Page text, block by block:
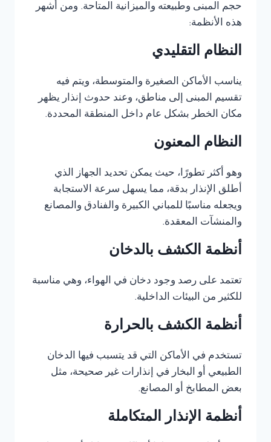
حجم المبنى وطبيعته والميزانية المتاحة. ومن أشهر
هذه الأنظمة:
النظام التقليدي
يناسب الأماكن الصغيرة والمتوسطة، ويتم فيه
تقسيم المبنى إلى مناطق، وعند حدوث إنذار يظهر
مكان الخطر بشكل عام داخل المنطقة المحددة.
النظام المعنون
وهو أكثر تطورًا، حيث يمكن تحديد الجهاز الذي
أطلق الإنذار بدقة، مما يسهل سرعة الاستجابة
ويجعله مناسبًا للمباني الكبيرة والفنادق والمصانع
والمنشآت المعقدة.
أنظمة الكشف بالدخان
تعتمد على رصد وجود دخان في الهواء، وهي مناسبة
للكثير من البيئات الداخلية.
أنظمة الكشف بالحرارة
تستخدم في الأماكن التي قد يتسبب فيها الدخان
الطبيعي أو البخار في إنذارات غير صحيحة، مثل
بعض المطابخ أو المصانع.
أنظمة الإنذار المتكاملة